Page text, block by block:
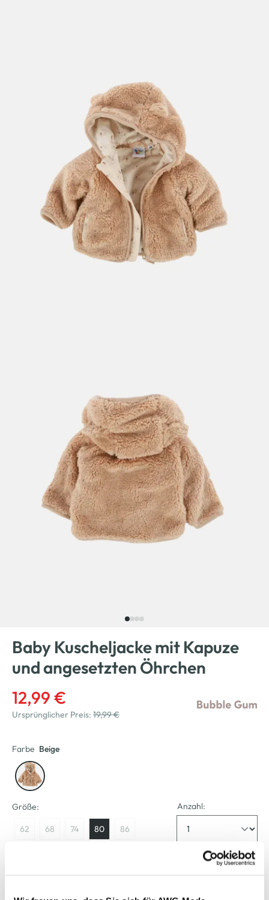
Baby Kuscheljacke mit Kapuze
und angesetzten Öhrchen
12,99 €
Ursprünglicher Preis: 19,99 €
Farbe Beige
Größe:
62 68 74 80 86
Anzahl: